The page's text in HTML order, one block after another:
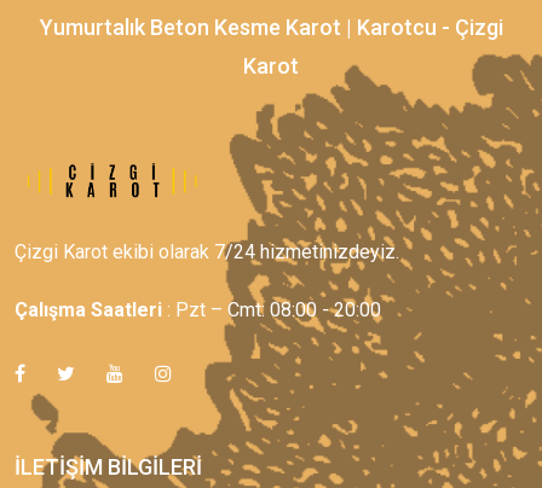
Yumurtalık Beton Kesme Karot | Karotcu - Çizgi
Karot
Çizgi Karot ekibi olarak 7/24 hizmetinizdeyiz.
Çalışma Saatleri : Pzt – Cmt: 08:00 - 20:00
İLETIŞIM BILGILERI